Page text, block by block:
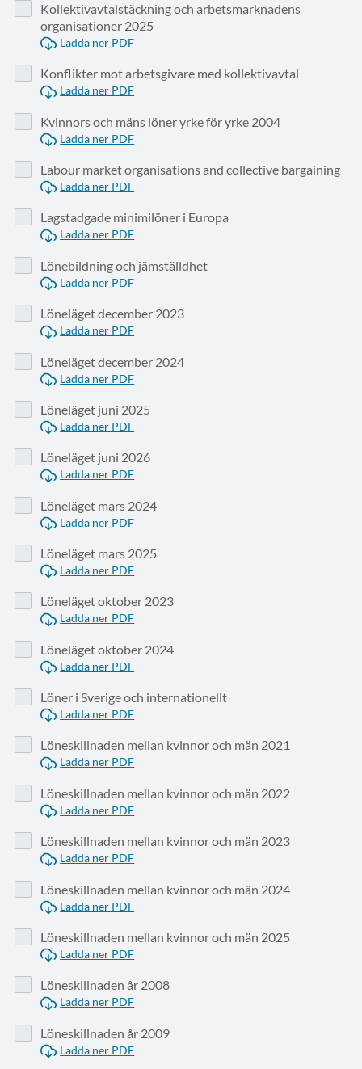
Kollektivavtalstäckning och arbetsmarknadens
organisationer 2025
Ladda ner PDF
Konflikter mot arbetsgivare med kollektivavtal
Ladda ner PDF
Kvinnors och mäns löner yrke för yrke 2004
Ladda ner PDF
Labour market organisations and collective bargaining
Ladda ner PDF
Lagstadgade minimilöner i Europa
Ladda ner PDF
Lönebildning och jämställdhet
Ladda ner PDF
Löneläget december 2023
Ladda ner PDF
Löneläget december 2024
Ladda ner PDF
Löneläget juni 2025
Ladda ner PDF
Löneläget juni 2026
Ladda ner PDF
Löneläget mars 2024
Ladda ner PDF
Löneläget mars 2025
Ladda ner PDF
Löneläget oktober 2023
Ladda ner PDF
Löneläget oktober 2024
Ladda ner PDF
Löner i Sverige och internationellt
Ladda ner PDF
Löneskillnaden mellan kvinnor och män 2021
Ladda ner PDF
Löneskillnaden mellan kvinnor och män 2022
Ladda ner PDF
Löneskillnaden mellan kvinnor och män 2023
Ladda ner PDF
Löneskillnaden mellan kvinnor och män 2024
Ladda ner PDF
Löneskillnaden mellan kvinnor och män 2025
Ladda ner PDF
Löneskillnaden år 2008
Ladda ner PDF
Löneskillnaden år 2009
Ladda ner PDF